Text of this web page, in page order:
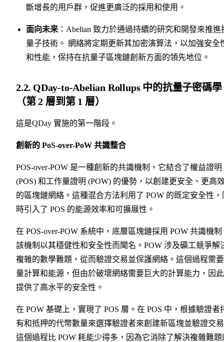
斷增長的用戶群，促進更廣泛的採用和使用。
面向未来 ：Abelian 致力於通過持續的研究和開發來推進
量子技術。 網絡將定期更新其加密演算法，以加強安全
和性能，保持在抗量子區塊鏈創新方面的領先地位。
2.2. QDay-to-Abelian Rollups 中的抗量子密碼學
（第 2 層到第 1 層）
這是QDay 實施的第一階段。
創新的 PoS-over-PoW 共識整合
POS-over-POW 是一種創新的共識機制，它結合了權益證明
(POS) 和工作量證明 (POW) 的優勢，以創建更安全、更高
的區塊鏈網絡。這種混合方法利用了 POW 的既定安全性，
時引入了 POS 的能源效率和可擴展性。
在 POS-over-POW 系統中，底層區塊鏈採用 POW 共識機制
該機制以其穩健性和安全性而聞名。POW 涉及礦工競爭解
複雜的數學難題，從而驗證交易並保護網絡。這個過程需
量計算和能源，但由於破壞網絡需要巨大的計算能力，因
提供了高水平的安全性。
在 POW 基礎上，實現了 POS 層。在 POS 中，根據驗證者
有和抵押的代幣數量來選擇驗證者來創建新區塊並驗證交
這個過程比 POW 耗能少得多，因為它消除了解決複雜難題